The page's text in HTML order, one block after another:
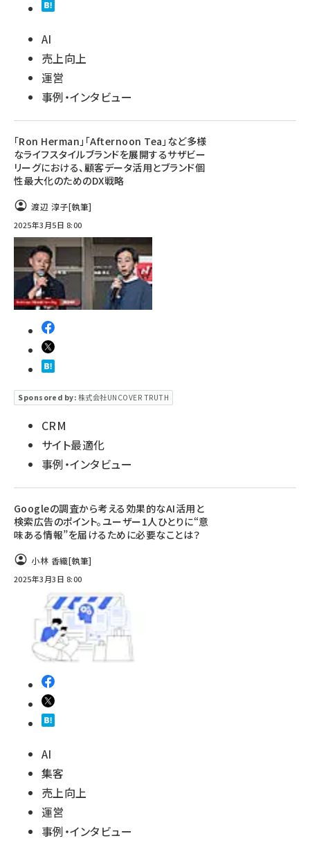
AI
売上向上
運営
事例・インタビュー
「Ron Herman」「Afternoon Tea」など多様
なライフスタイルブランドを展開するサザビー
リーグにおける、顧客データ活用とブランド個
性最大化のためのDX戦略
渡辺 淳子[執筆]
2025年3月5日 8:00
Sponsored by: 株式会社UNCOVER TRUTH
CRM
サイト最適化
事例・インタビュー
Googleの調査から考える効果的なAI活用と
検索広告のポイント。ユーザー1人ひとりに“意
味ある情報”を届けるために必要なことは？
小林 香織[執筆]
2025年3月3日 8:00
AI
集客
売上向上
運営
事例・インタビュー